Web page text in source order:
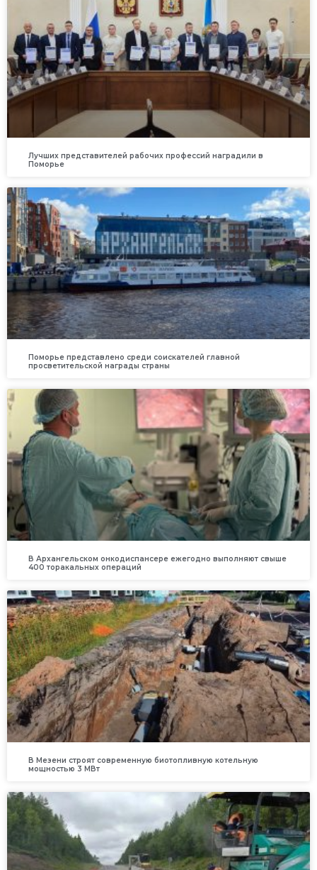
Лучших представителей рабочих профессий наградили в
Поморье
Поморье представлено среди соискателей главной
просветительской награды страны
В Архангельском онкодиспансере ежегодно выполняют свыше
400 торакальных операций
В Мезени строят современную биотопливную котельную
мощностью 3 МВт